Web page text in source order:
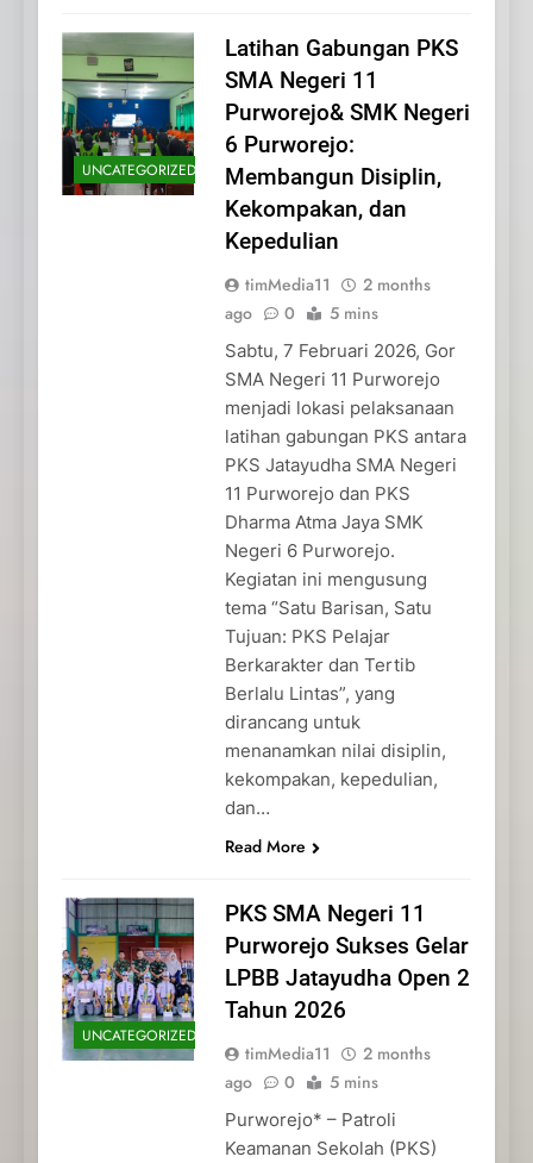
UNCATEGORIZED
Latihan Gabungan PKS
SMA Negeri 11
Purworejo& SMK Negeri
6 Purworejo:
Membangun Disiplin,
Kekompakan, dan
Kepedulian
timMedia11
2 months
ago
0 5 mins
Sabtu, 7 Februari 2026, Gor
SMA Negeri 11 Purworejo
menjadi lokasi pelaksanaan
latihan gabungan PKS antara
PKS Jatayudha SMA Negeri
11 Purworejo dan PKS
Dharma Atma Jaya SMK
Negeri 6 Purworejo.
Kegiatan ini mengusung
tema “Satu Barisan, Satu
Tujuan: PKS Pelajar
Berkarakter dan Tertib
Berlalu Lintas”, yang
dirancang untuk
menanamkan nilai disiplin,
kekompakan, kepedulian,
dan…
Read More
UNCATEGORIZED
PKS SMA Negeri 11
Purworejo Sukses Gelar
LPBB Jatayudha Open 2
Tahun 2026
timMedia11
2 months
ago
0 5 mins
Purworejo* – Patroli
Keamanan Sekolah (PKS)